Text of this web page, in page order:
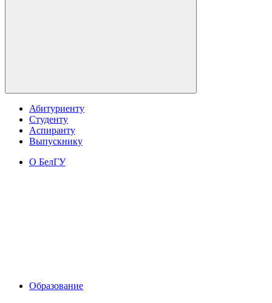
Абитуриенту
Студенту
Аспиранту
Выпускнику
О БелГУ
Образование